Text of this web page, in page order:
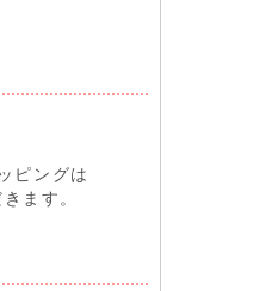
ピングは
ます。